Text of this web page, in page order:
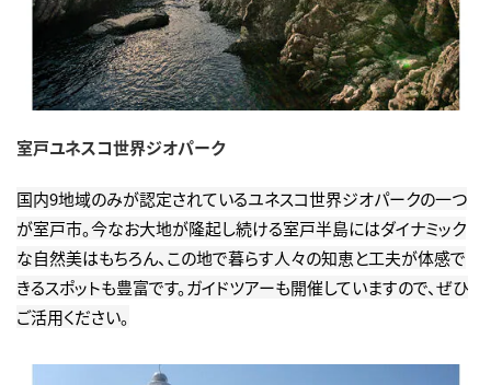
室戸ユネスコ世界ジオパーク
国内9地域のみが認定されているユネスコ世界ジオパークの一つ
が室戸市。今なお大地が隆起し続ける室戸半島にはダイナミック
な自然美はもちろん、この地で暮らす人々の知恵と工夫が体感で
きるスポットも豊富です。ガイドツアーも開催していますので、ぜひ
ご活用ください。